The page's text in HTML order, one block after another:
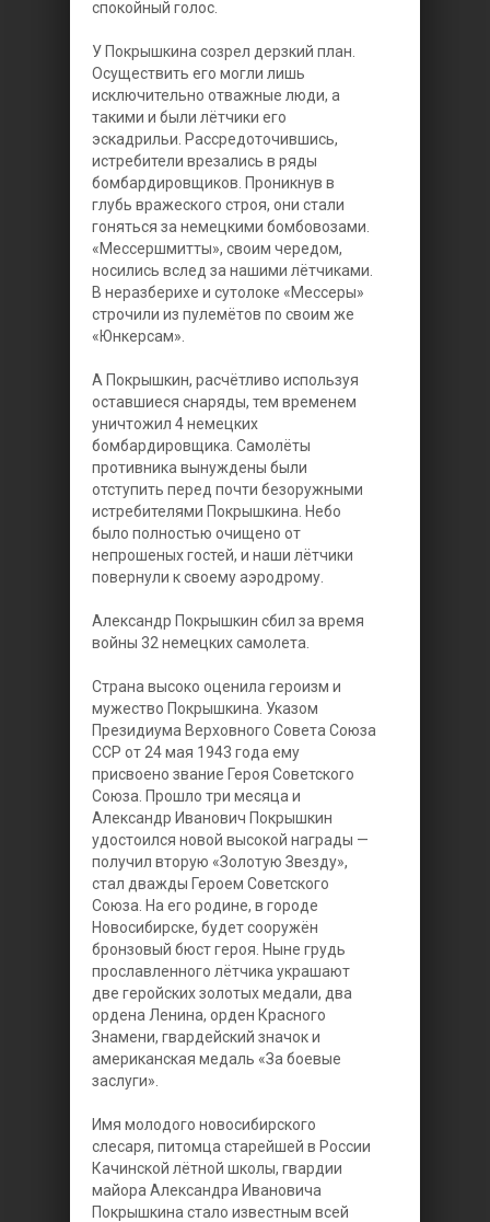
спокойный голос.
У Покрышкина созрел дерзкий план.
Осуществить его могли лишь
исключительно отважные люди, а
такими и были лётчики его
эскадрильи. Рассредоточившись,
истребители врезались в ряды
бомбардировщиков. Проникнув в
глубь вражеского строя, они стали
гоняться за немецкими бомбовозами.
«Мессершмитты», своим чередом,
носились вслед за нашими лётчиками.
В неразберихе и сутолоке «Мессеры»
строчили из пулемётов по своим же
«Юнкерсам».
А Покрышкин, расчётливо используя
оставшиеся снаряды, тем временем
уничтожил 4 немецких
бомбардировщика. Самолёты
противника вынуждены были
отступить перед почти безоружными
истребителями Покрышкина. Небо
было полностью очищено от
непрошеных гостей, и наши лётчики
повернули к своему аэродрому.
Александр Покрышкин сбил за время
войны 32 немецких самолета.
Страна высоко оценила героизм и
мужество Покрышкина. Указом
Президиума Верховного Совета Союза
ССР от 24 мая 1943 года ему
присвоено звание Героя Советского
Союза. Прошло три месяца и
Александр Иванович Покрышкин
удостоился новой высокой награды —
получил вторую «Золотую Звезду»,
стал дважды Героем Советского
Союза. На его родине, в городе
Новосибирске, будет сооружён
бронзовый бюст героя. Ныне грудь
прославленного лётчика украшают
две геройских золотых медали, два
ордена Ленина, орден Красного
Знамени, гвардейский значок и
американская медаль «За боевые
заслуги».
Имя молодого новосибирского
слесаря, питомца старейшей в России
Качинской лётной школы, гвардии
майора Александра Ивановича
Покрышкина стало известным всей